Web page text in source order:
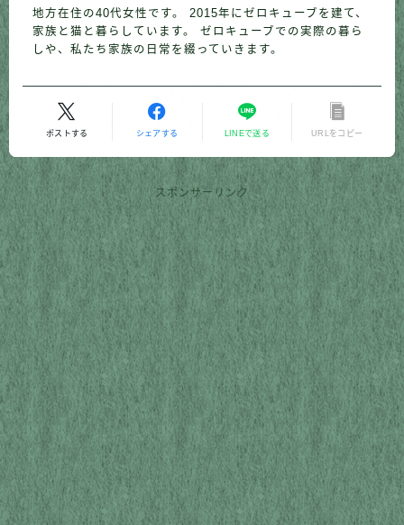
地方在住の40代女性です。 2015年にゼロキューブを建て、
家族と猫と暮らしています。 ゼロキューブでの実際の暮ら
しや、私たち家族の日常を綴っていきます。
ポストする シェアする LINEで送る URLをコピー
スポンサーリンク